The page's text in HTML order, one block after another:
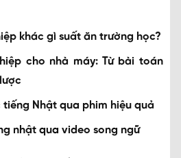
khác gì suất ăn trường học?
cho nhà máy: Từ bài toán
tiếng Nhật qua phim hiệu quả
nhật qua video song ngữ